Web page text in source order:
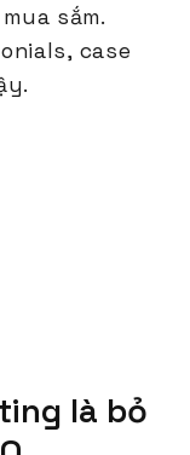
sắm.
case
là bỏ